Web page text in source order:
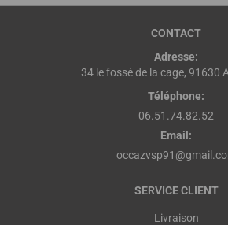
CONTACT
Adresse:
34 le fossé de la cage, 91630
Téléphone:
06.51.74.82.52
Email:
SERVICE CLIENT
Livraison